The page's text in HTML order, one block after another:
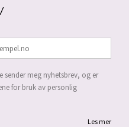
sender meg nyhetsbrev, og er
for bruk av personlig
Les mer